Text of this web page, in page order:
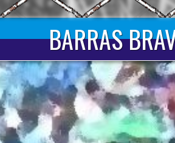
BARRAS